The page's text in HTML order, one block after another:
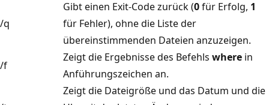
/q
Gibt einen Exit-Code zurück (0für Erfolg, 1
für Fehler), ohne die Liste der
übereinstimmenden Dateien anzuzeigen.
/f
Zeigt die Ergebnisse des Befehls where in
Anführungszeichen an.
Zeigt die Dateigröße und das Datum und die